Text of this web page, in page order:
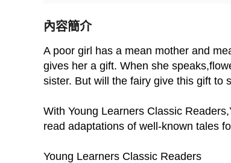
內容簡介
A poor girl has a mean mother and
gives her a gift. When she
sister. But will the fairy give this gift to
With Young Learners Classic
read adaptations of well-known tales
Young Learners Classic Readers